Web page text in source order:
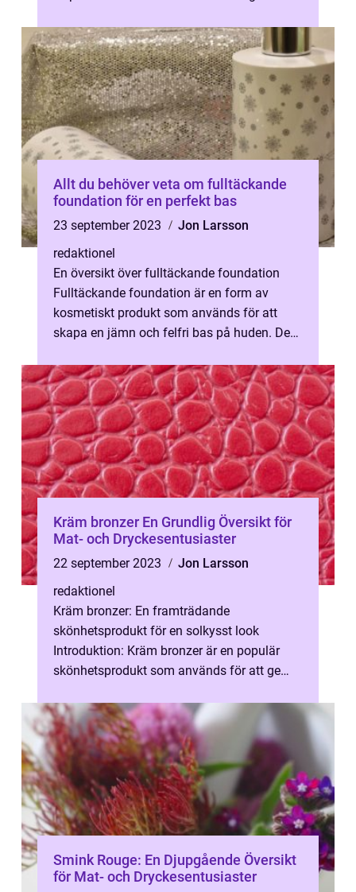
Allt du behöver veta om fulltäckande
foundation för en perfekt bas
23 september 2023
Jon Larsson
redaktionel
En översikt över fulltäckande foundation
Fulltäckande foundation är en form av
kosmetiskt produkt som används för att
skapa en jämn och felfri bas på huden. Den
Kräm bronzer En Grundlig Översikt för
Mat- och Dryckesentusiaster
22 september 2023
Jon Larsson
redaktionel
Kräm bronzer: En framträdande
skönhetsprodukt för en solkysst look
Introduktion: Kräm bronzer är en populär
skönhetsprodukt som används för att ge
artikel kommer...
Smink Rouge: En Djupgående Översikt
för Mat- och Dryckesentusiaster